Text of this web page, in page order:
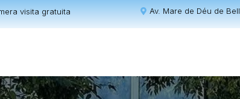
visita gratuita Av. Mare de Déu de